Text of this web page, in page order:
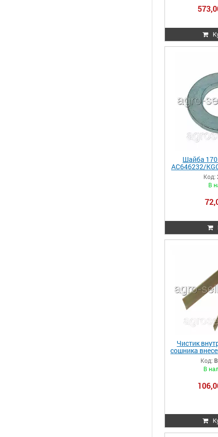
Шайба
AC646232/
/G11391/
Код:
В
Чистик
сошника
JohnКод:
В